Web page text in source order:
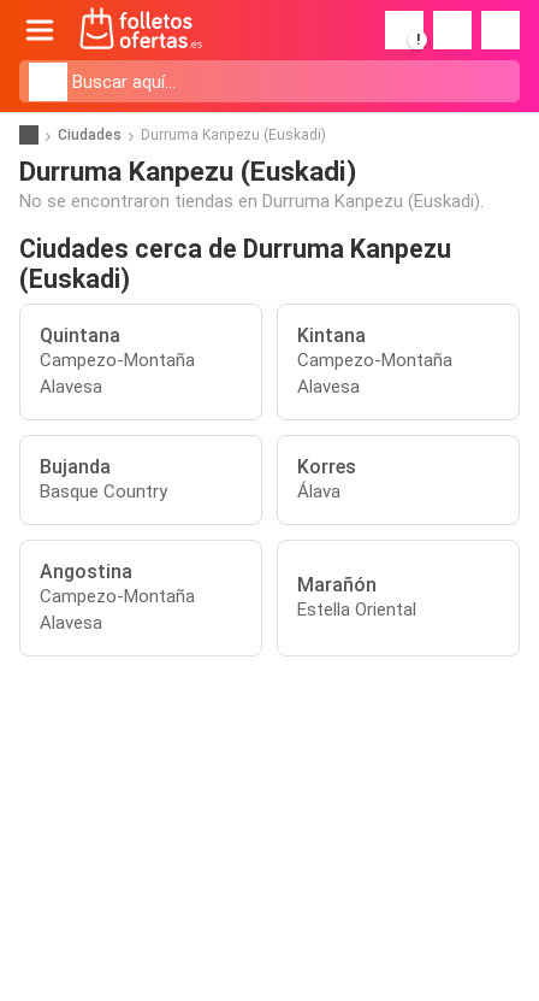
!
Ciudades Durruma Kanpezu (Euskadi)
Durruma Kanpezu (Euskadi)
No se encontraron tiendas en Durruma Kanpezu (Euskadi).
Ciudades cerca de Durruma Kanpezu
(Euskadi)
Quintana
Campezo-Montaña
Alavesa
Kintana
Campezo-Montaña
Alavesa
Bujanda
Basque Country
Korres
Álava
Angostina
Campezo-Montaña
Alavesa
Marañón
Estella Oriental